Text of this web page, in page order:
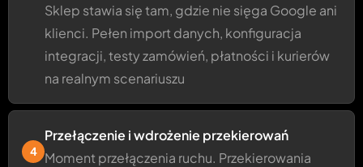
Sklep stawia się tam, gdzie nie sięga Google ani
klienci. Pełen import danych, konfiguracja
integracji, testy zamówień, płatności i kurierów
na realnym scenariuszu
4
Przełączenie i wdrożenie przekierowań
Moment przełączenia ruchu. Przekierowania